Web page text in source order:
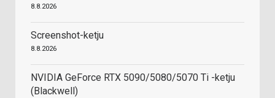
8.8.2026
Screenshot-ketju
8.8.2026
NVIDIA GeForce RTX 5090/5080/5070 Ti -ketju
(Blackwell)